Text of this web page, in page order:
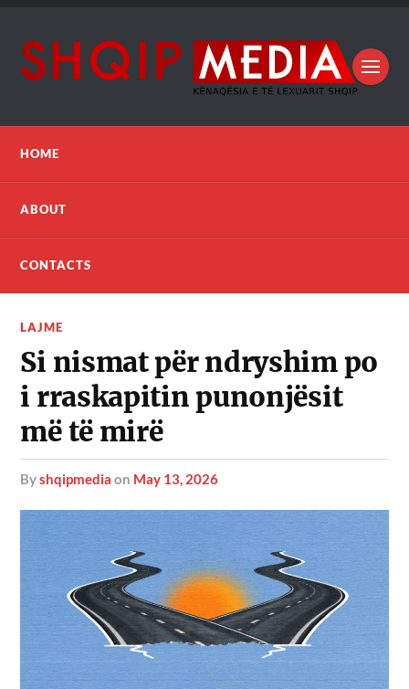
HOME
ABOUT
CONTACTS
LAJME
Si nismat për ndryshim po
i rraskapitin punonjësit
më të mirë
byshqipmedia on May 13, 2026